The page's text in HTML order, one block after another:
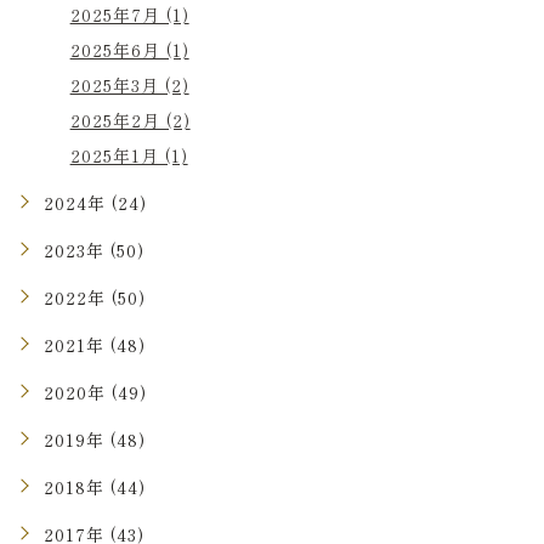
2025年7月 (1)
2025年6月 (1)
2025年3月 (2)
2025年2月 (2)
2025年1月 (1)
2024年 (24)
2023年 (50)
2022年 (50)
2021年 (48)
2020年 (49)
2019年 (48)
2018年 (44)
2017年 (43)